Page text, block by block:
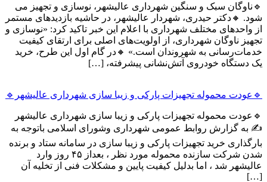
🔹ناوگان سبک و سنگین شهرداری عالیشهر، نوسازی و تجهیز می
شود. 🔸دکتر حیدری، شهردار عالیشهر، در حاشیه بازدیدهای مستمر
از واحدهای مختلف شهرداری با اعلام این خبر تاکید کرد: «نوسازی و
تجهیز ناوگان شهرداری، از اولویت‌های اصلی برای ارتقای کیفیت
خدمات‌رسانی به شهروندان است.» 🔸در گام اول این طرح، خرید
یک دستگاه خودروی آتش‌نشانی پیشرفته، […]
🔹عودت محموله تجهیزات پارکی و زیبا سازی شهرداری عالیشهر🔹
🔹عودت محموله تجهیزات پارکی و زیبا سازی شهرداری عالیشهر
✍ به گزارش روابط عمومی شهرداری وشورای اسلامی باتوجه به
بارگذاری خرید تجهیزات پارکی و زیبا سازی در سامانه ستاد و برنده
شدن شرکت سازنده محموله مورد نظر ، بعداز ۴۵ روز وارد
عالیشهر شد ، اما بدلیل کیفیت پایین و مشکلات فنی از تخلیه آن
[…]